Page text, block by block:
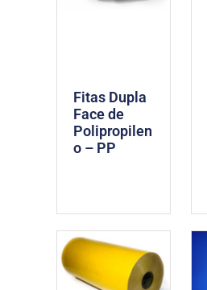
Fitas Dupla
Face de
Polipropilen
o – PP